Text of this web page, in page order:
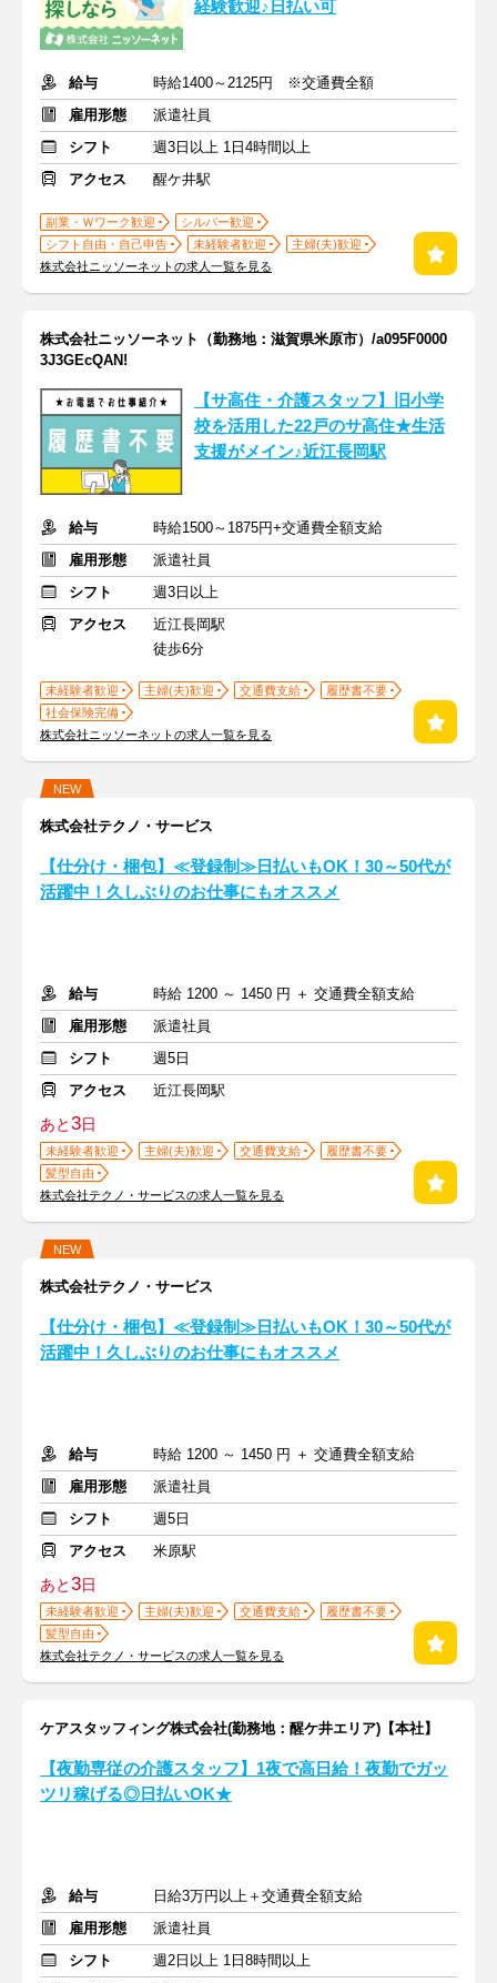
経験歓迎♪日払い可
給与
時給1400～2125円 ※交通費全額
雇用形態
派遣社員
シフト
週3日以上 1日4時間以上
アクセス
醒ケ井駅
副業・Ｗワーク歓迎
シルバー歓迎
シフト自由・自己申告
未経験者歓迎
主婦(夫)歓迎
株式会社ニッソーネットの求人一覧を見る
株式会社ニッソーネット（勤務地：滋賀県米原市）/a095F0000
3J3GEcQAN!
【サ高住・介護スタッフ】旧小学
校を活用した22戸のサ高住★生活
支援がメイン♪近江長岡駅
給与
時給1500～1875円+交通費全額支給
雇用形態
派遣社員
シフト
週3日以上
アクセス
近江長岡駅
徒歩6分
未経験者歓迎 主婦(夫)歓迎 交通費支給
履歴書不要
社会保険完備
株式会社ニッソーネットの求人一覧を見る
NEW
株式会社テクノ・サービス
【仕分け・梱包】≪登録制≫日払いもOK！30～50代が
活躍中！久しぶりのお仕事にもオススメ
給与
時給 1200 ～ 1450 円 ＋ 交通費全額支給
雇用形態
派遣社員
シフト
週5日
アクセス
近江長岡駅
あと3日
未経験者歓迎 主婦(夫)歓迎 交通費支給
履歴書不要
髪型自由
株式会社テクノ・サービスの求人一覧を見る
NEW
株式会社テクノ・サービス
【仕分け・梱包】≪登録制≫日払いもOK！30～50代が
活躍中！久しぶりのお仕事にもオススメ
給与
時給 1200 ～ 1450 円 ＋ 交通費全額支給
雇用形態
派遣社員
シフト
週5日
アクセス
米原駅
あと3日
未経験者歓迎 主婦(夫)歓迎 交通費支給
履歴書不要
髪型自由
株式会社テクノ・サービスの求人一覧を見る
ケアスタッフィング株式会社(勤務地：醒ケ井エリア)【本社】
【夜勤専従の介護スタッフ】1夜で高日給！夜勤でガッ
ツリ稼げる◎日払いOK★
給与
日給3万円以上＋交通費全額支給
雇用形態
派遣社員
シフト
週2日以上 1日8時間以上